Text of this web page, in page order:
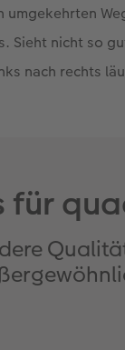
umgekehrten
Sieht nicht so
nach rechts
für